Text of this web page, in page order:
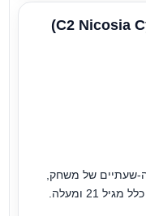
שעתיים של משחק,
21 ומעלה.